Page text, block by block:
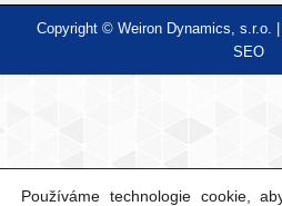
Copyright © Weiron Dynamics, s.r.o. |
SEO
Používáme technologie cookie,